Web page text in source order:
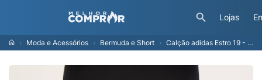
Lojas
Moda e Acessórios Bermuda e Short Calção adidas Estro 19 - Masculino